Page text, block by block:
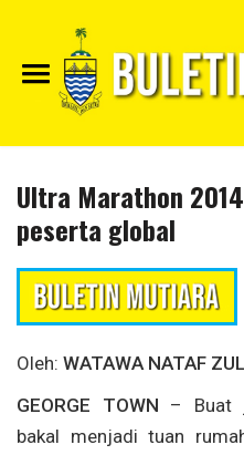
Ultra Marathon
peserta global
Oleh: WATAWA NATAF
GEORGE TOWN – Buat
bakal menjadi tuan